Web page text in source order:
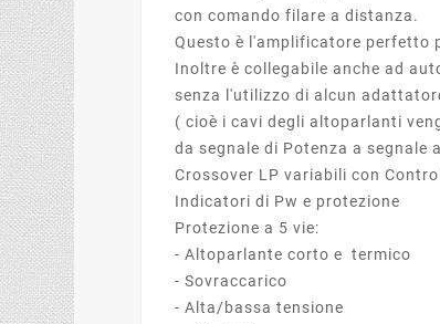
con comando filare a distanza.
Questo è l'amplificatore perfetto
Inoltre è collegabile anche ad
senza l'utilizzo di alcun
( cioè i cavi degli altoparlanti
da segnale di Potenza a segnale
Crossover LP variabili con
Indicatori di Pw e protezione
Protezione a 5 vie:
- Altoparlante corto e termico
- Sovraccarico
- Alta/bassa tensione